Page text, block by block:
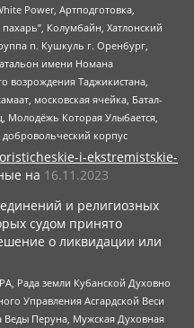
Power, Артподготовка,
Колумбайн, Хатлонский
п. Кушкуль г. Оренбург,
имени Номана
возрождения Таджикистана,
московская ячейка, Батал-
Молодёжь Которая Улыбается,
корпус
i-ekstremistskie-
на 16.11.2023
и религиозных
судом принято
о ликвидации или
Рада земли Кубанской Духовно
Управления Асгардской Веси
Перуна, Мужская Духовная